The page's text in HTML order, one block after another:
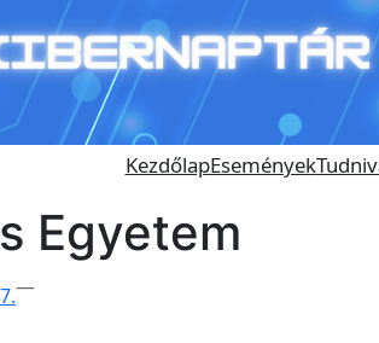
KezdőlapEsemények
Egyetem
—